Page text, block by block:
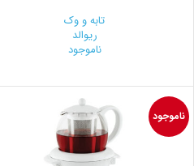
تابه و وک
ریوالد
ناموجود
ناموجود